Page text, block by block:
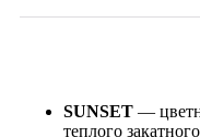
SUNSET —
теплого